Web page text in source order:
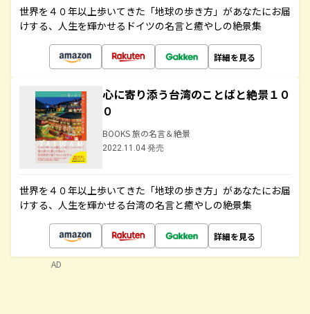
世界を４０年以上歩いてきた「地球の歩き方」があなたにお届
けする、人生を輝かせるドイツの名言と癒やしの絶景集
詳細を見る
心に寄り添う台湾のことばと絶景１０
０
BOOKS 旅の名言＆絶景
2022.11.04 発売
世界を４０年以上歩いてきた「地球の歩き方」があなたにお届
けする、人生を輝かせる台湾の名言と癒やしの絶景集
詳細を見る
AD